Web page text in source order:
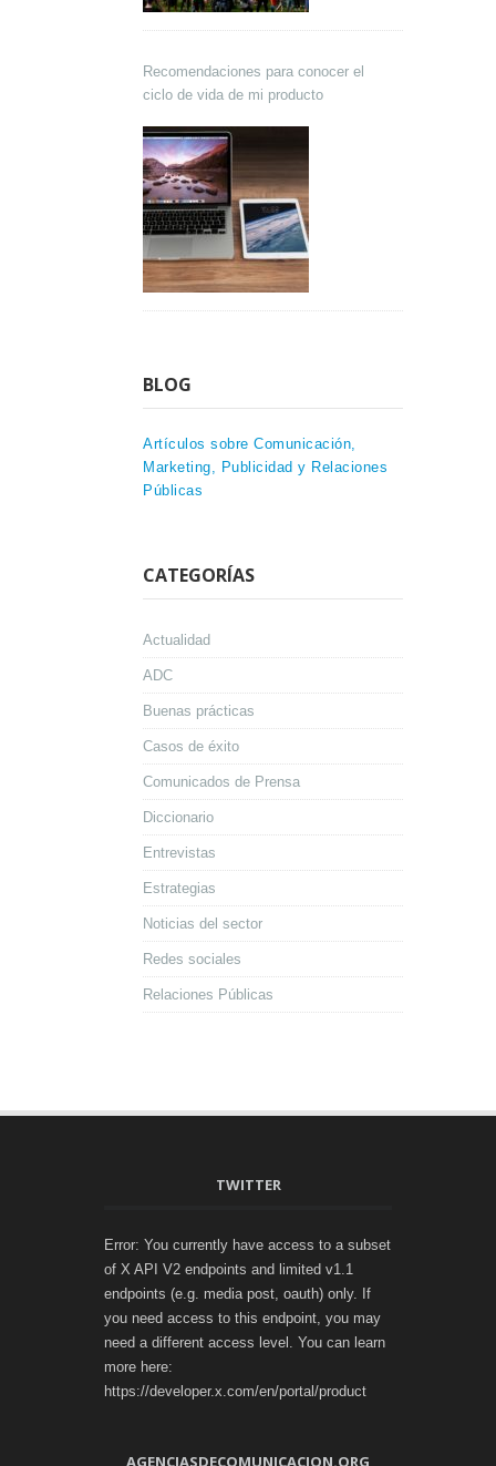
Recomendaciones para conocer el
ciclo de vida de mi producto
BLOG
Artículos sobre Comunicación,
Marketing, Publicidad y Relaciones
Públicas
CATEGORÍAS
Actualidad
ADC
Buenas prácticas
Casos de éxito
Comunicados de Prensa
Diccionario
Entrevistas
Estrategias
Noticias del sector
Redes sociales
Relaciones Públicas
TWITTER
Error: You currently have access to a subset
of X API V2 endpoints and limited v1.1
endpoints (e.g. media post, oauth) only. If
you need access to this endpoint, you may
need a different access level. You can learn
more here:
https://developer.x.com/en/portal/product
AGENCIASDECOMUNICACION.ORG